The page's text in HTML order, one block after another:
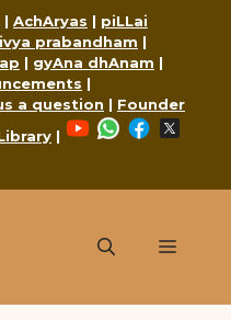
| AchAryas | piLLai
prabandham |
| gyAna dhAnam |
|
a question | Founder
|
YouTubeWhatsApp
Facebook
Menu